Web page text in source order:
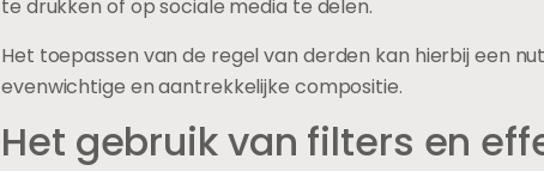
te drukken of op sociale media te delen.
Het toepassen van de regel van derden kan hierbij een
evenwichtige en aantrekkelijke compositie.
Het gebruik van filters en